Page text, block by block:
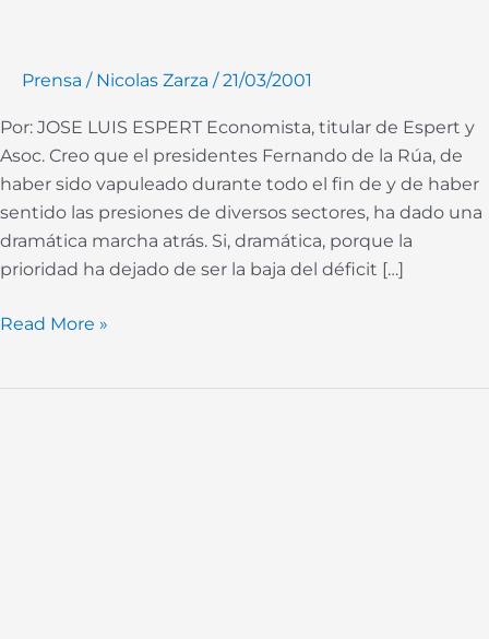
Prensa / Nicolas Zarza /21/03/2001
Por: JOSE LUIS ESPERT Economista, titular de Espert y
Asoc. Creo que el presidentes Fernando de la Rúa, de
haber sido vapuleado durante todo el fin de y de haber
sentido las presiones de diversos sectores, ha dado una
dramática marcha atrás. Si, dramática, porque la
prioridad ha dejado de ser la baja del déficit […]
Read More »